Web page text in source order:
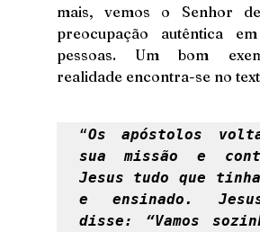
mais, vemos o Senhor
preocupação autêntica
pessoas. Um bom
“Os apóstolos
sua missão e
Jesus tudo que
e ensinado.
disse: “Vamos